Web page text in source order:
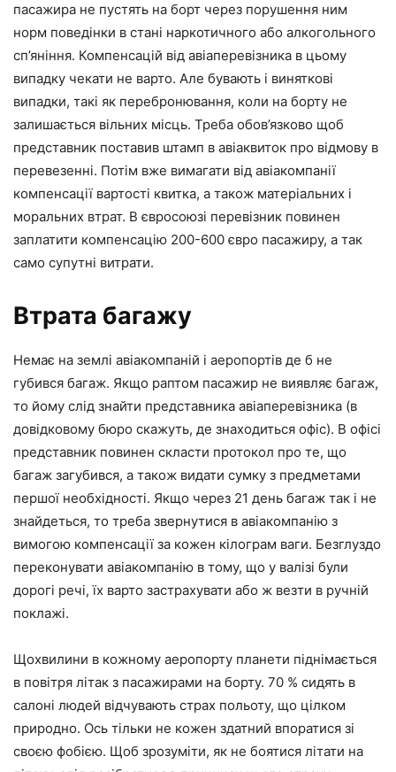
пасажира не пустять на борт через порушення ним
норм поведінки в стані наркотичного або алкогольного
сп’яніння. Компенсацій від авіаперевізника в цьому
випадку чекати не варто. Але бувають і виняткові
випадки, такі як перебронювання, коли на борту не
залишається вільних місць. Треба обов’язково щоб
представник поставив штамп в авіаквиток про відмову в
перевезенні. Потім вже вимагати від авіакомпанії
компенсації вартості квитка, а також матеріальних і
моральних втрат. В євросоюзі перевізник повинен
заплатити компенсацію 200-600 євро пасажиру, а так
само супутні витрати.
Втрата багажу
Немає на землі авіакомпаній і аеропортів де б не
губився багаж. Якщо раптом пасажир не виявляє багаж,
то йому слід знайти представника авіаперевізника (в
довідковому бюро скажуть, де знаходиться офіс). В офісі
представник повинен скласти протокол про те, що
багаж загубився, а також видати сумку з предметами
першої необхідності. Якщо через 21 день багаж так і не
знайдеться, то треба звернутися в авіакомпанію з
вимогою компенсації за кожен кілограм ваги. Безглуздо
переконувати авіакомпанію в тому, що у валізі були
дорогі речі, їх варто застрахувати або ж везти в ручній
поклажі.
Щохвилини в кожному аеропорту планети піднімається
в повітря літак з пасажирами на борту. 70 % сидять в
салоні людей відчувають страх польоту, що цілком
природно. Ось тільки не кожен здатний впоратися зі
своєю фобією. Щоб зрозуміти, як не боятися літати на